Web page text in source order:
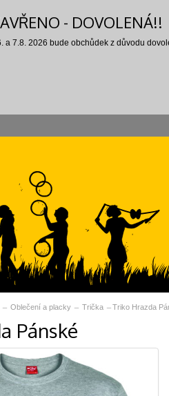
- DOVOLENÁ!!
a 7.8. 2026 bude obchůdek z důvodu
Oblečení a placky Trička Triko Hrazda
Pánské